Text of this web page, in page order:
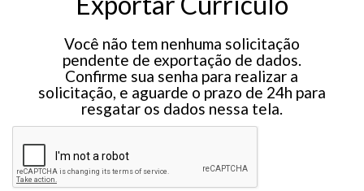
Você não tem nenhuma solicitação
pendente de exportação de dados.
Confirme sua senha para realizar a
solicitação, e aguarde o prazo de 24h para
resgatar os dados nessa tela.